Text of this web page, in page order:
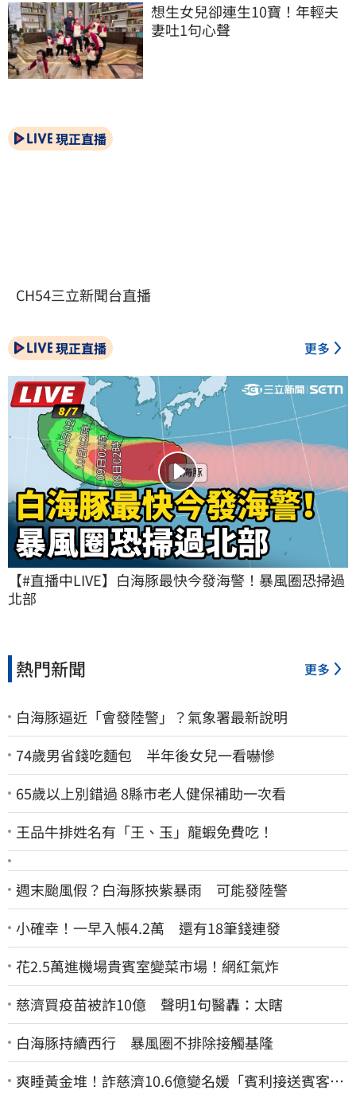
想生女兒卻連生10寶！年輕夫
妻吐1句心聲
現正直播
CH54三立新聞台直播
現正直播 更多
【#直播中LIVE】白海豚最快今發海警！暴風圈恐掃過
北部
熱門新聞 更多
白海豚逼近「會發陸警」？氣象署最新說明
74歲男省錢吃麵包 半年後女兒一看嚇慘
65歲以上別錯過 8縣市老人健保補助一次看
王品牛排姓名有「王、玉」龍蝦免費吃！
週末颱風假？白海豚挾紫暴雨 可能發陸警
小確幸！一早入帳4.2萬 還有18筆錢連發
花2.5萬進機場貴賓室變菜市場！網紅氣炸
慈濟買疫苗被詐10億 聲明1句醫轟：太瞎
白海豚持續西行 暴風圈不排除接觸基隆
爽睡黃金堆！詐慈濟10.6億變名媛「賓利接送賓客」